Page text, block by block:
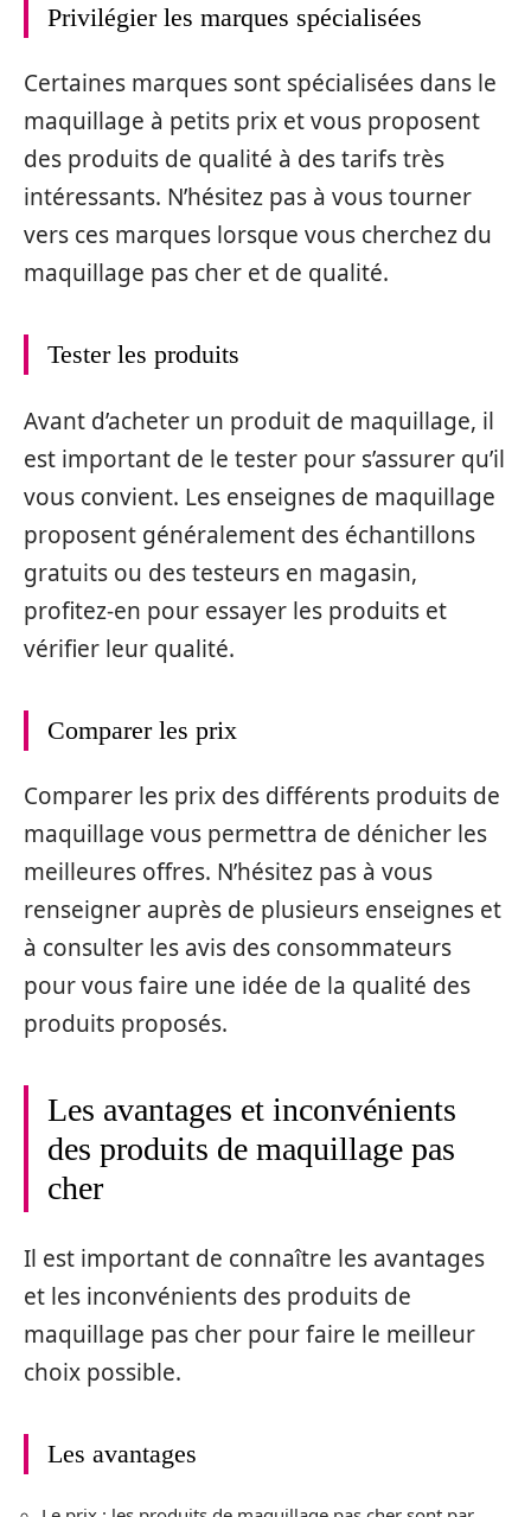
Privilégier les marques spécialisées
Certaines marques sont spécialisées dans le
maquillage à petits prix et vous proposent
des produits de qualité à des tarifs très
intéressants. N’hésitez pas à vous tourner
vers ces marques lorsque vous cherchez du
maquillage pas cher et de qualité.
Tester les produits
Avant d’acheter un produit de maquillage, il
est important de le tester pour s’assurer qu’il
vous convient. Les enseignes de maquillage
proposent généralement des échantillons
gratuits ou des testeurs en magasin,
profitez-en pour essayer les produits et
vérifier leur qualité.
Comparer les prix
Comparer les prix des différents produits de
maquillage vous permettra de dénicher les
meilleures offres. N’hésitez pas à vous
renseigner auprès de plusieurs enseignes et
à consulter les avis des consommateurs
pour vous faire une idée de la qualité des
produits proposés.
Les avantages et inconvénients
des produits de maquillage pas
cher
Il est important de connaître les avantages
et les inconvénients des produits de
maquillage pas cher pour faire le meilleur
choix possible.
Les avantages